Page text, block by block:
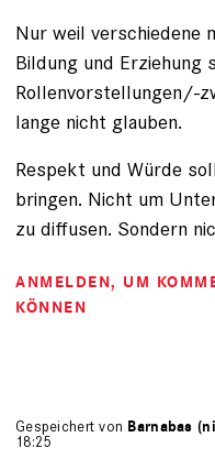
Nur weil verschiedene
Bildung und Erziehung
Rollenvorstellungen/-
lange nicht glauben.
Respekt und Würde
bringen. Nicht um
zu diffusen. Sondern
ANMELDEN, UM
KÖNNEN
Gespeichert von Barnabas
18:25